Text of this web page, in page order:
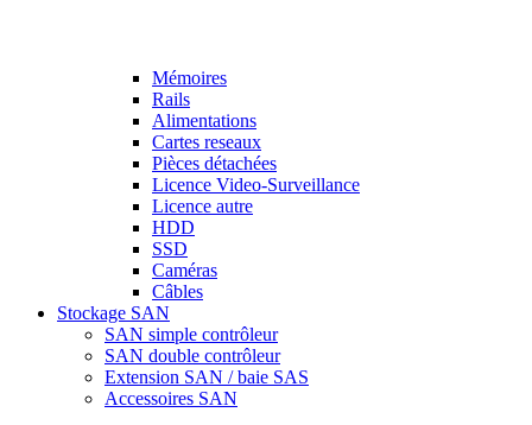
Mémoires
Rails
Alimentations
Cartes reseaux
Pièces détachées
Licence Video-Surveillance
Licence autre
HDD
SSD
Caméras
Câbles
Stockage SAN
SAN simple contrôleur
SAN double contrôleur
Extension SAN / baie SAS
Accessoires SAN